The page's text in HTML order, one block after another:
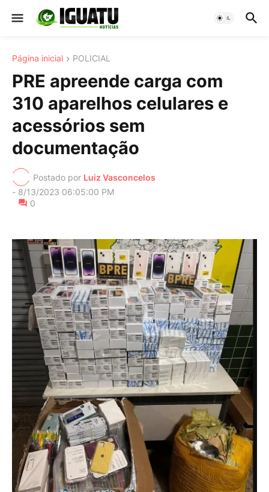
Página inicial POLICIAL
PRE apreende carga com
310 aparelhos celulares e
acessórios sem
documentação
Postado por Luiz Vasconcelos
- 8/13/2023 06:05:00 PM
0